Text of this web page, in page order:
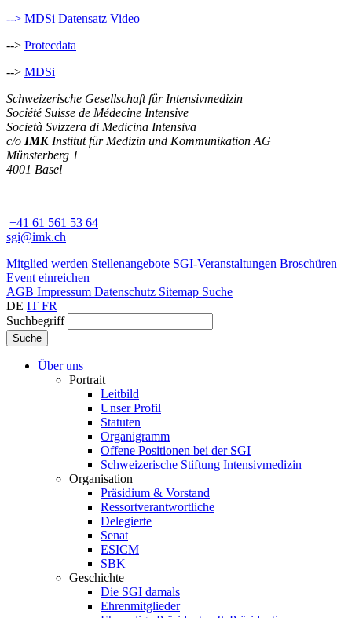
--> MDSi Datensatz Video
--> Protecdata
--> MDSi
Schweizerische Gesellschaft für Intensivmedizin
Société Suisse de Médecine Intensive
Società Svizzera di Medicina Intensiva
c/o IMKInstitut für Medizin und Kommunikation AG
Münsterberg 1
4001 Basel
+41 61 561 53 64
sgi@imk.ch
Mitglied werden Stellenangebote SGI-Veranstaltungen Broschüren
Event einreichen
AGB Impressum Datenschutz Sitemap Suche
DE IT FR
Suchbegriff
Über uns
Portrait
Leitbild
Unser Profil
Statuten
Organigramm
Offene Positionen bei der SGI
Schweizerische Stiftung Intensivmedizin
Organisation
Präsidium & Vorstand
Ressortverantwortliche
Delegierte
Senat
ESICM
SBK
Geschichte
Die SGI damals
Ehrenmitglieder